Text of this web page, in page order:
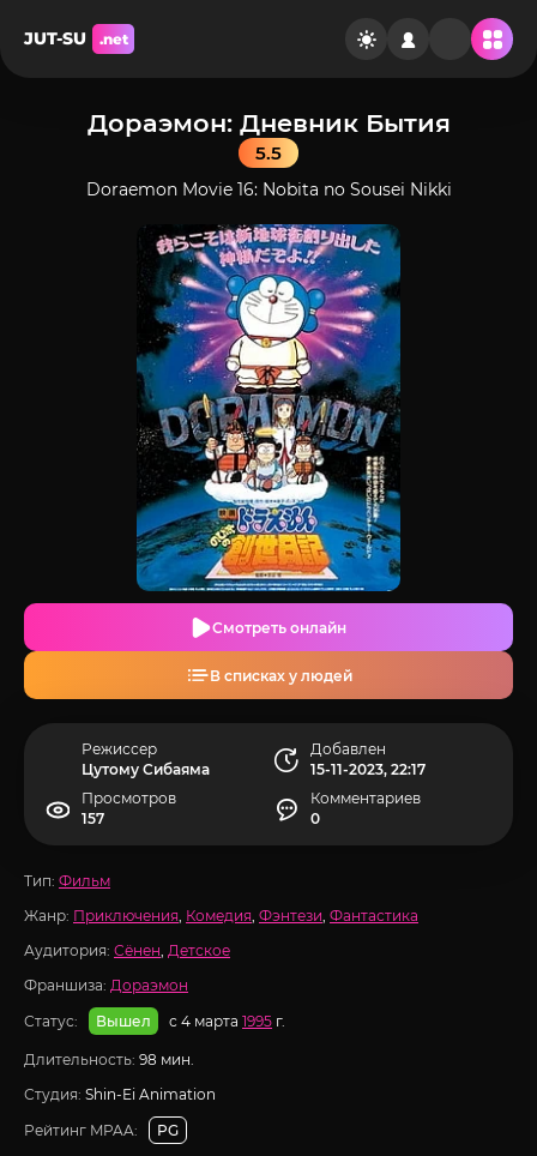
JUT-SU .net
Дораэмон: Дневник Бытия
5.5
Doraemon Movie 16: Nobita no Sousei Nikki
Смотреть онлайн
В списках у людей
Режиссер
Цутому Сибаяма
Добавлен
15-11-2023, 22:17
Просмотров
157
Комментариев
0
Тип: Фильм
Жанр: Приключения, Комедия, Фэнтези, Фантастика
Аудитория: Сёнен, Детское
Франшиза: Дораэмон
Статус:
Вышел с 4 марта 1995 г.
Длительность: 98 мин.
Студия: Shin-Ei Animation
Рейтинг MPAA:
PG